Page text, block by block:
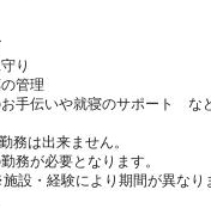
り
管理
お手伝いや就寝のサポート な
務は出来ません。
務が必要となります。
設・経験により期間が異なり